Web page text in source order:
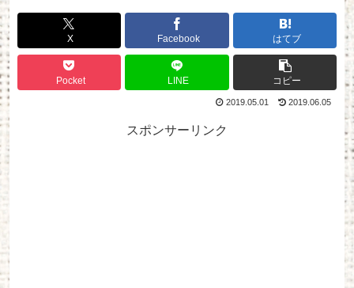
X Facebook はてブ
Pocket LINE コピー
2019.05.01 2019.06.05
スポンサーリンク